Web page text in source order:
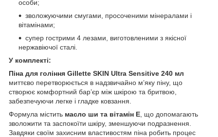
особи;
зволожуючими смугами, просоченими мінералами і
вітамінами;
супер гострими 4 лезами, виготовленими з якісної
нержавіючої сталі.
У комплекті:
Піна для гоління Gillette SKIN Ultra Sensitive 240 мл
миттєво перетворюється в надзвичайно м’яку піну, що
створює комфортний бар’єр між шкірою та бритвою,
забезпечуючи легке і гладке ковзання.
Формула містить масло ши та вітамін Е , що допомагають
зволожити та заспокоїти шкіру, зменшуючи подразнення.
Завдяки своїм захисним властивостям піна робить процес